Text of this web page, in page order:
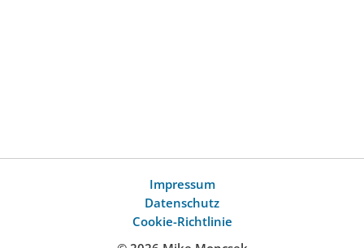
Impressum
Datenschutz
Cookie-Richtlinie